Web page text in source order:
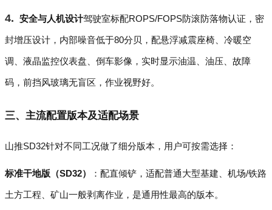
安全与人机设计驾驶室标配ROPS/FOPS防滚防落物认证，密
封增压设计，内部噪音低于80分贝，配悬浮减震座椅、冷暖空
调、液晶监控仪表盘、倒车影像，实时显示油温、油压、故障
码，前挡风玻璃无盲区，作业视野好。
三、主流配置版本及适配场景
山推SD32针对不同工况做了细分版本，用户可按需选择：
标准干地版（SD32） ：配直倾铲，适配普通大型基建、机场/铁路
土方工程、矿山一般剥离作业，是通用性最高的版本。